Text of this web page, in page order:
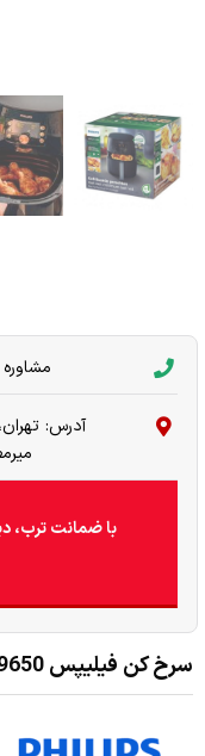
مشاوره و
آدرس:
با ضمانت ترب،
سرخ کن فیلیپس HD9650